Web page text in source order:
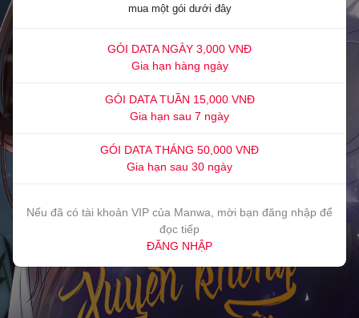
mua một gói dưới đây
GÓI DATA NGÀY 3,000 VNĐ
Gia hạn hàng ngày
GÓI DATA TUẦN 15,000 VNĐ
Gia hạn sau 7 ngày
GÓI DATA THÁNG 50,000 VNĐ
Gia hạn sau 30 ngày
Nếu đã có tài khoản VIP của Manwa, mời bạn đăng nhập để
đọc tiếp
ĐĂNG NHẬP